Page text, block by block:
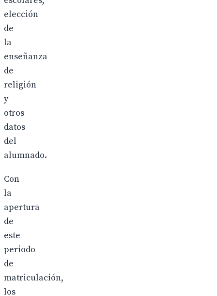
elección
de
la
enseñanza
de
religión
y
otros
datos
del
alumnado.
Con
la
apertura
de
este
periodo
de
matriculación,
los